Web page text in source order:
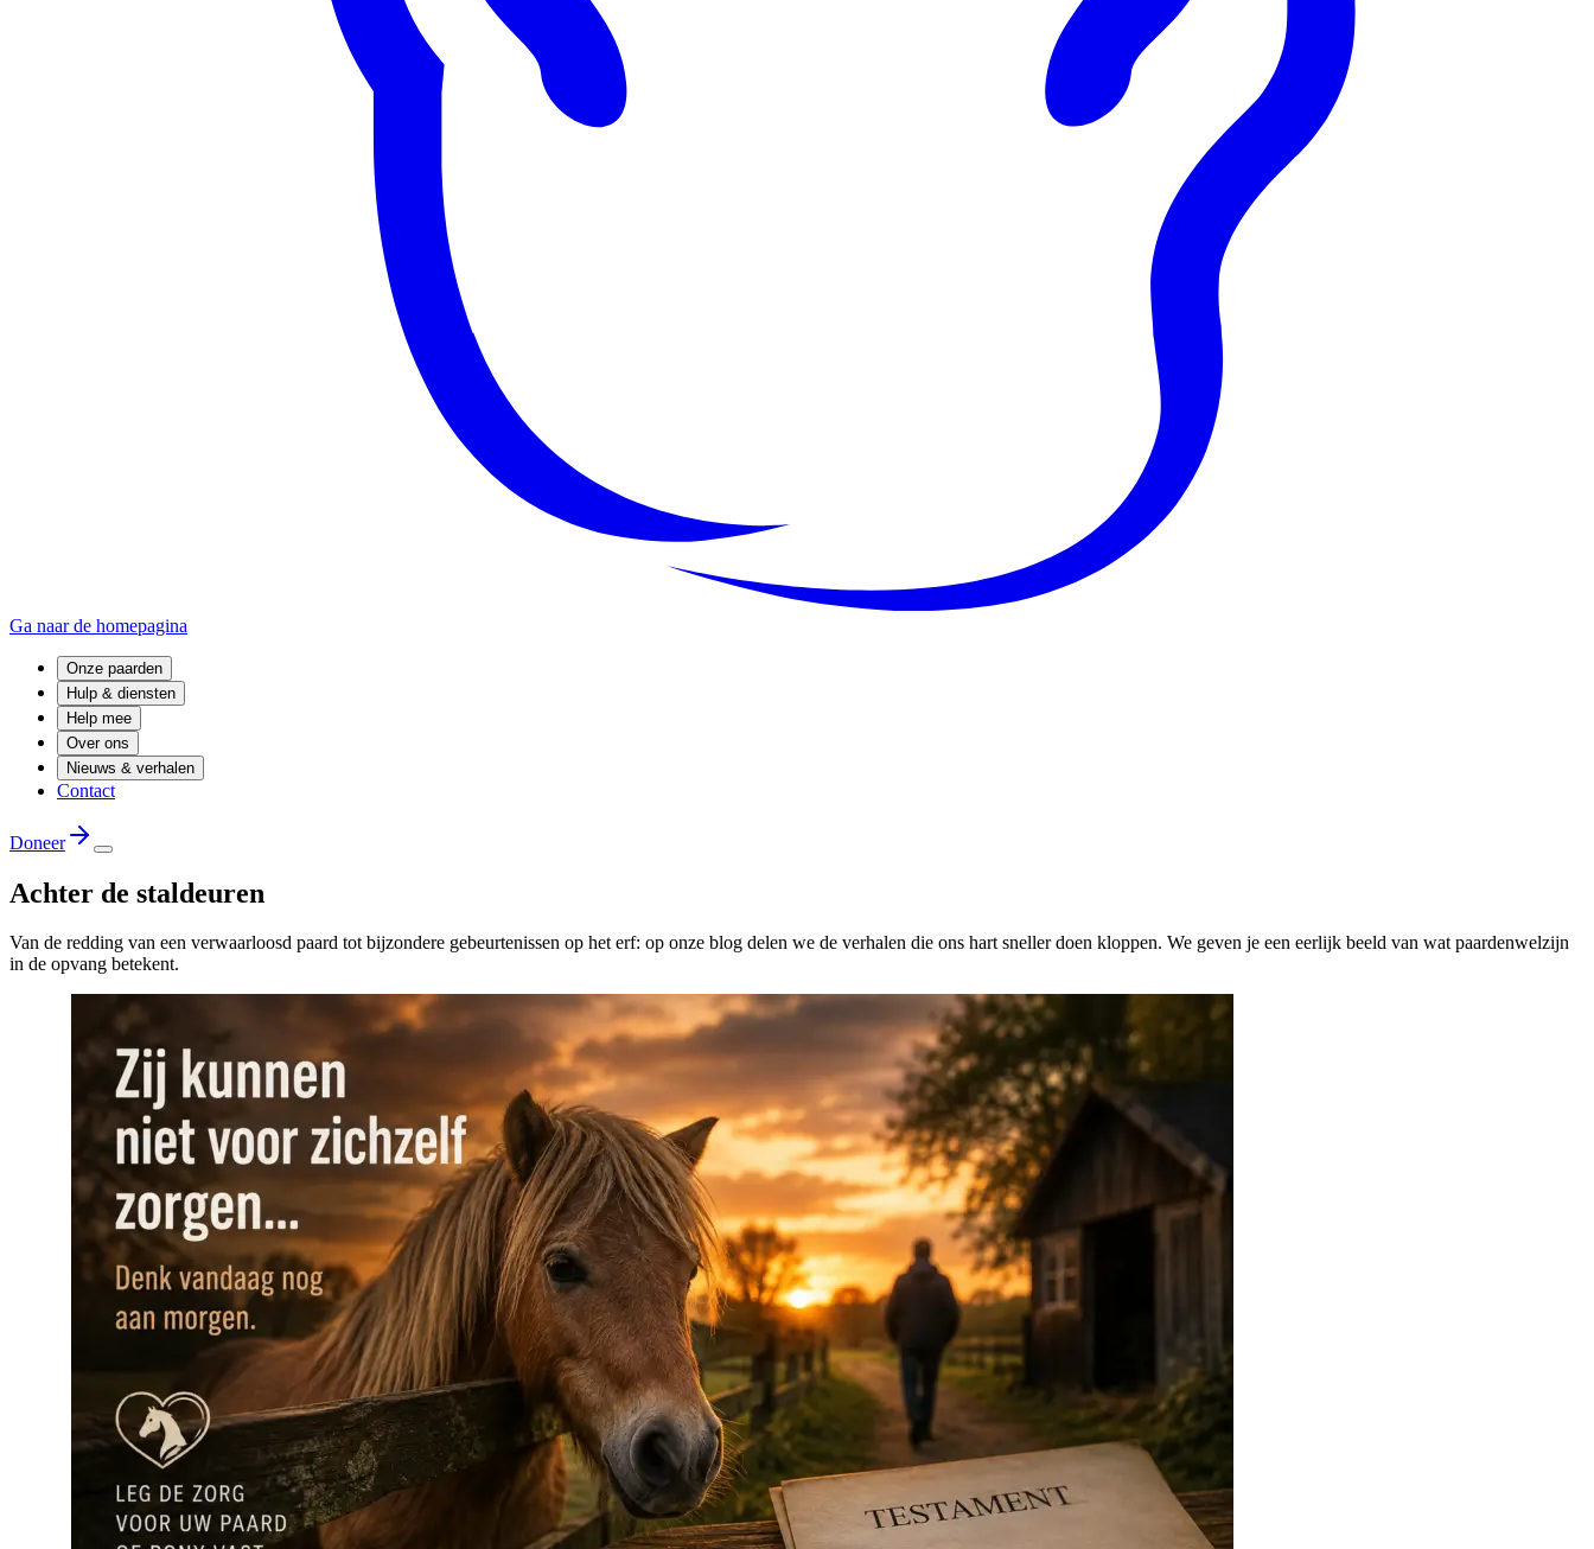
Ga naar de homepagina
Onze paarden
Hulp & diensten
Help mee
Over ons
Nieuws & verhalen
Contact
Doneer
Achter de staldeuren
Van de redding van een verwaarloosd paard tot bijzondere gebeurtenissen op het erf: op onze blog delen we de verhalen die ons hart sneller doen kloppen. We geven je een eerlijk beeld van wat paardenwelzijn
in de opvang betekent.